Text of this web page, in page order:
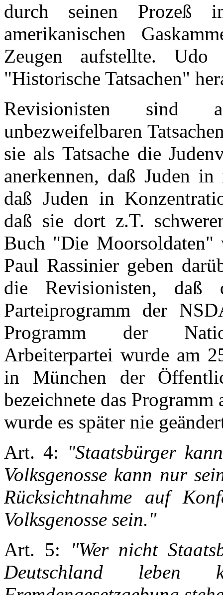
durch seinen
amerikanischen
Zeugen aufstellte.
"Historische Tatsachen"
Revisionisten sind
unbezweifelbaren
sie als Tatsache die
anerkennen, daß Juden
daß Juden in
daß sie dort z.T.
Buch "Die Moorsoldaten"
Paul Rassinier geben
die Revisionisten, daß
Parteiprogramm der
Programm der
Arbeiterpartei wurde am
in München der
bezeichnete das
wurde es später nie
Art. 4: "Staatsbürger
Volksgenosse kann nur
Rücksichtnahme auf
Volksgenosse sein."
Art. 5: "Wer nicht
Deutschland